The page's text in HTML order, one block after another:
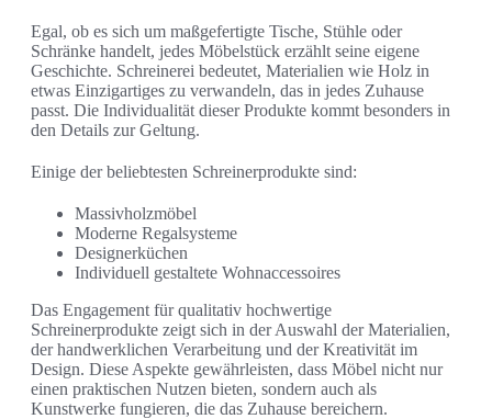
Egal, ob es sich um maßgefertigte Tische, Stühle oder
Schränke handelt, jedes Möbelstück erzählt seine eigene
Geschichte. Schreinerei bedeutet, Materialien wie Holz in
etwas Einzigartiges zu verwandeln, das in jedes Zuhause
passt. Die Individualität dieser Produkte kommt besonders in
den Details zur Geltung.
Einige der beliebtesten Schreinerprodukte sind:
Massivholzmöbel
Moderne Regalsysteme
Designerküchen
Individuell gestaltete Wohnaccessoires
Das Engagement für qualitativ hochwertige
Schreinerprodukte zeigt sich in der Auswahl der Materialien,
der handwerklichen Verarbeitung und der Kreativität im
Design. Diese Aspekte gewährleisten, dass Möbel nicht nur
einen praktischen Nutzen bieten, sondern auch als
Kunstwerke fungieren, die das Zuhause bereichern.